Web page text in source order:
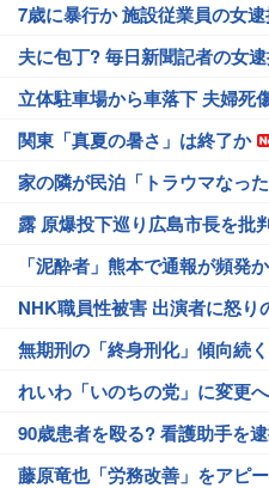
7歳に暴行か 施設従業員の女
夫に包丁? 毎日新聞記者の女
立体駐車場から車落下 夫婦死
関東「真夏の暑さ」は終了か
家の隣が民泊「トラウマなった
露 原爆投下巡り広島市長を批
「泥酔者」熊本で通報が頻発か
NHK職員性被害 出演者に怒り
無期刑の「終身刑化」傾向続く
れいわ「いのちの党」に変更へ
90歳患者を殴る? 看護助手を
藤原竜也「労務改善」をアピ